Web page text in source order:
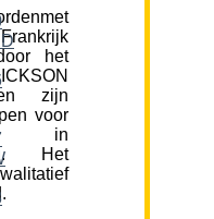
het
zijn
voor
in
Het